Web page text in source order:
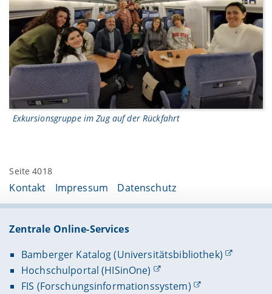
Exkursionsgruppe im Zug auf der Rückfahrt
Seite 4018
Kontakt Impressum Datenschutz
Zentrale Online-Services
Bamberger Katalog (Universitätsbibliothek)
Hochschulportal (HISinOne)
FIS (Forschungsinformationssystem)